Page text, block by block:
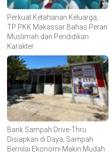
Perkuat Ketahanan Keluarga,
TP PKK Makassar Bahas Peran
Muslimah dan Pendidikan
Karakter
Bank Sampah Drive-Thru
Disiapkan di Daya, Sampah
Bernilai Ekonomi Makin Mudah